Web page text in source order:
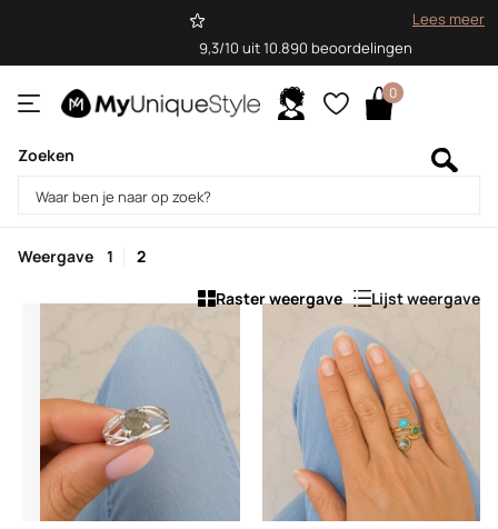
9,3/10 uit 10.890 beoordelingen
Lees meer
Zoeken
0
Homepage
Sale
Weergave 1
2
Raster weergave
Lijst weergave